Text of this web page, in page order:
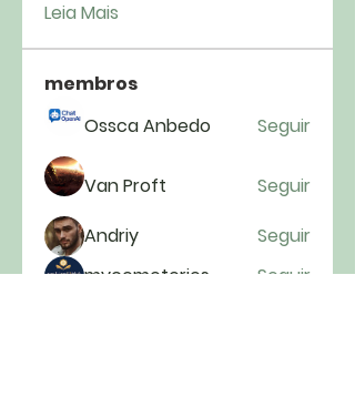
Leia Mais
membros
Ossca Anbedo
Seguir
Van Proft
Seguir
Andriy
Seguir
mycemeteries
Seguir